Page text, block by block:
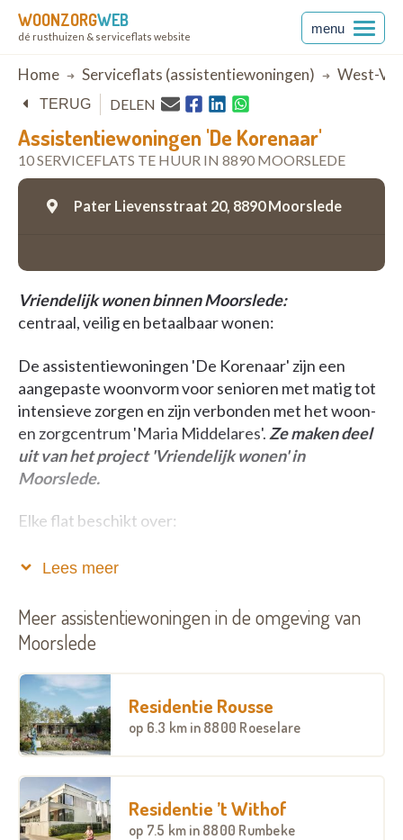
WOONZORGWEB
dé rusthuizen & serviceflats website
menu
Breadcrumb
Home Serviceflats (assistentiewoningen) West-
Assistentiewoningen 'De Korenaar'
10 SERVICEFLATS TE HUUR IN 8890 MOORSLEDE
TERUG DELEN
Pater Lievensstraat 20, 8890 Moorslede
Vriendelijk wonen binnen Moorslede:
centraal, veilig en betaalbaar wonen:
De assistentiewoningen 'De Korenaar' zijn een
aangepaste woonvorm voor senioren met matig tot
intensieve zorgen en zijn verbonden met het woon-
en zorgcentrum 'Maria Middelares'. Ze maken deel
uit van het project 'Vriendelijk wonen' in
Moorslede.
Elke flat beschikt over:
Een oproepsysteem en een welzijnsalarm dat 24 uur
rust-en verzorgingstehuis kan verwittigen bij
noodgevallen.
De flats zijn geschikt voor twee personen.
Ze zijn aangepast aan rolstoelgebruikers.
Er is een aangepaste lift aanwezig
1 flat beschikt over een volledig aangepaste
infrastructuur (keuken, bad, ...) voor een
Lees meer
Meer assistentiewoningen in de omgeving van
Moorslede
Residentie Rousse
op 6.3 km in 8800 Roeselare
Residentie ’t Withof
op 7.5 km in 8800 Rumbeke